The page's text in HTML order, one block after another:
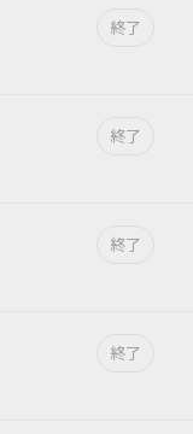
終了
終了
終了
終了